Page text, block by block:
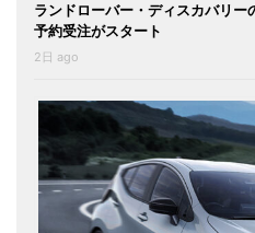
ランドローバー・ディスカバリ
予約受注がスタート
2日 ago